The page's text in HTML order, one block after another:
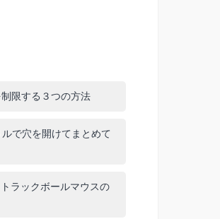
限する３つの方法
で穴を開けてまとめて
ラックボールマウスの